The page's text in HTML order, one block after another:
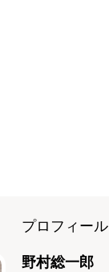
プロフィール
野村総一郎